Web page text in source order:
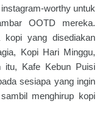
worthy untuk
OOTD mereka.
kopi yang disediakan
Kopi Hari Minggu,
itu, Kafe Kebun Puisi
sesiapa yang ingin
menghirup kopi